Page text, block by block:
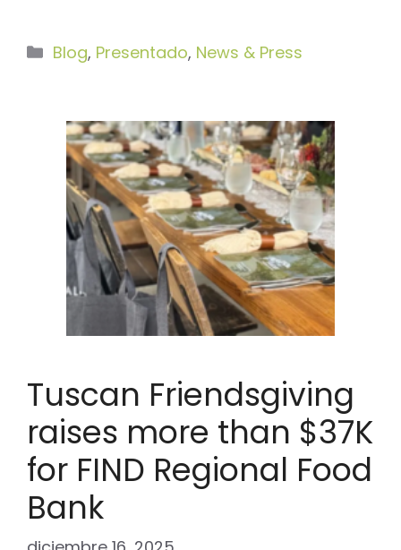
Categorías
Blog, Presentado, News & Press
Tuscan Friendsgiving
raises more than $37K
for FIND Regional Food
Bank